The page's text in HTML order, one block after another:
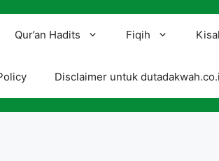
Qur’an Hadits Fiqih
Disclaimer untuk